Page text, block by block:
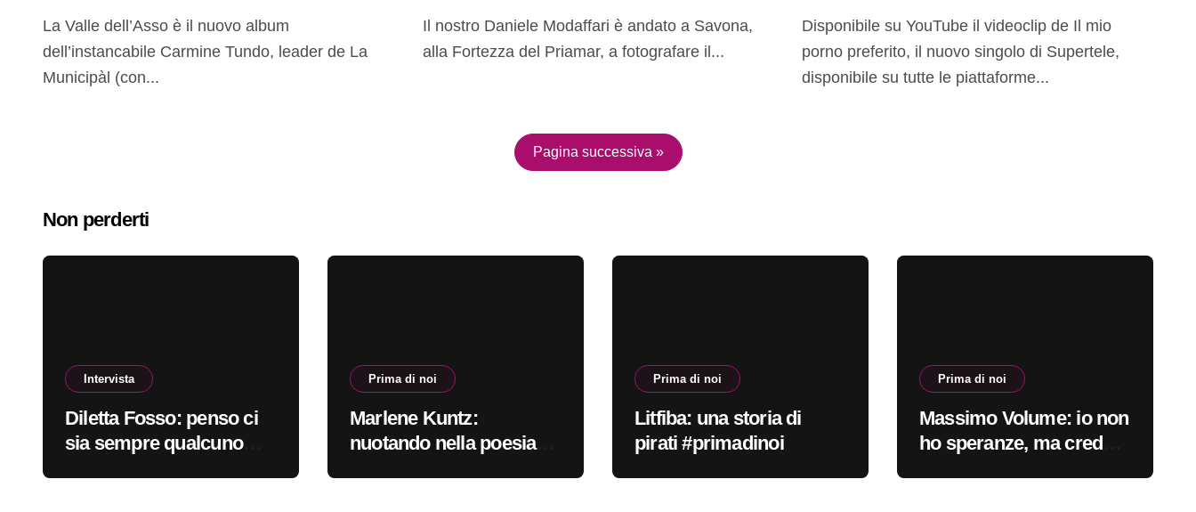
La Valle dell’Asso è il nuovo album
dell’instancabile Carmine Tundo, leader de La
Municipàl (con...
Il nostro Daniele Modaffari è andato a Savona,
alla Fortezza del Priamar, a fotografare il...
Disponibile su YouTube il videoclip de Il mio
porno preferito, il nuovo singolo di Supertele,
disponibile su tutte le piattaforme...
Pagina successiva »
Non perderti
Intervista
Diletta Fosso: penso ci
sia sempre qualcuno
Prima di noi
Marlene Kuntz:
nuotando nella poesia
Prima di noi
Litfiba: una storia di
pirati #primadinoi
Prima di noi
Massimo Volume: io non
ho speranze, ma credo